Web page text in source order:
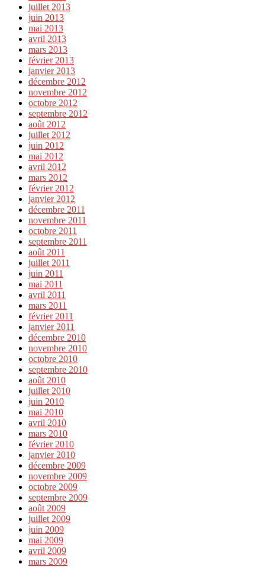
juillet 2013
juin 2013
mai 2013
avril 2013
mars 2013
février 2013
janvier 2013
décembre 2012
novembre 2012
octobre 2012
septembre 2012
août 2012
juillet 2012
juin 2012
mai 2012
avril 2012
mars 2012
février 2012
janvier 2012
décembre 2011
novembre 2011
octobre 2011
septembre 2011
août 2011
juillet 2011
juin 2011
mai 2011
avril 2011
mars 2011
février 2011
janvier 2011
décembre 2010
novembre 2010
octobre 2010
septembre 2010
août 2010
juillet 2010
juin 2010
mai 2010
avril 2010
mars 2010
février 2010
janvier 2010
décembre 2009
novembre 2009
octobre 2009
septembre 2009
août 2009
juillet 2009
juin 2009
mai 2009
avril 2009
mars 2009